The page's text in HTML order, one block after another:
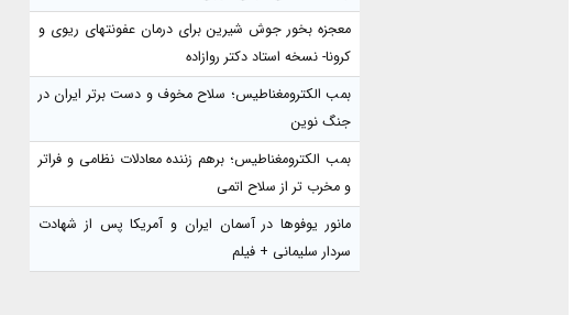
معجزه بخور جوش شیرین برای درمان عفونتهای ریوی و
کرونا- نسخه استاد دکتر روازاده
بمب الکترومغناطیس؛ سلاح مخوف و دست برتر ایران در
جنگ نوین
بمب الکترومغناطیس؛ برهم زننده معادلات نظامی و فراتر
و مخرب تر از سلاح اتمی
مانور یوفوها در آسمان ایران و آمریکا پس از شهادت
سردار سلیمانی + فیلم